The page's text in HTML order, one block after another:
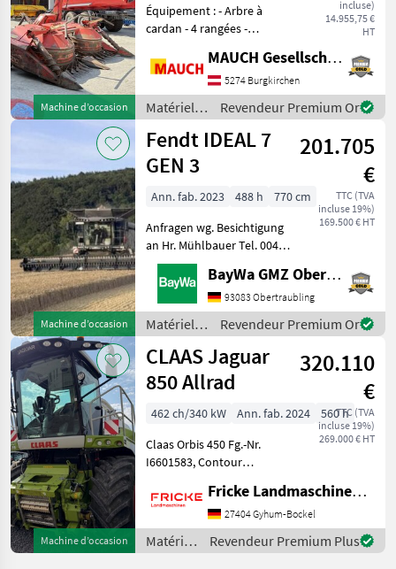
Machine d’occasion
incluse)
14.955,75 €
HT
Équipement : - Arbre à
cardan - 4 rangées -
Commande électrique -
Pivotement hydraulique de
la tour - Réglage électrique
de la portée de p
MAUCH Gesellschaft m.b.H. & Co.KG
5274 Burgkirchen
Matériels
de récolte
agricole /
Kemper
Revendeur Premium Or
Machine d’occasion
Fendt IDEAL 7
GEN 3
201.705
€
TTC (TVA
incluse 19%)
169.500 € HT
Ann. fab. 2023 488 h
770 cm
Anfragen wg. Besichtigung
an Hr. Mühlbauer Tel. 0049
151 1610 4033.Rapsmesser,
Ordinateur de bord,
Entraînement
hydrostatique, Toutes
roues motrices, Scie à colza,
Broy
BayWa GMZ Obertraubling
93083 Obertraubling
Matériels
de récolte
agricole /
Fendt
Revendeur Premium Or
Machine d’occasion
CLAAS Jaguar
850 Allrad
320.110
€
TTC (TVA
incluse 19%)
269.000 € HT
462 ch/340 kW Ann. fab. 2024
560 h
Claas Orbis 450 Fg.-Nr.
I6601583, Contour
Transportschutz, 2 Gang
Schaltgetriebe, V Classic 24
Messertrommel, Korn
CRacker M 80/100,
Fricke Landmaschinen GmbH
27404 Gyhum-Bockel
Matériels
de
Revendeur Premium Plus